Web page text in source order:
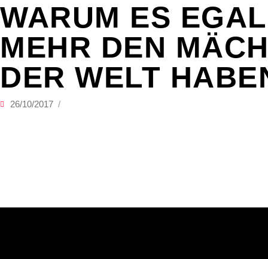
WARUM ES
MEHR DEN
DER WELT
26/10/2017